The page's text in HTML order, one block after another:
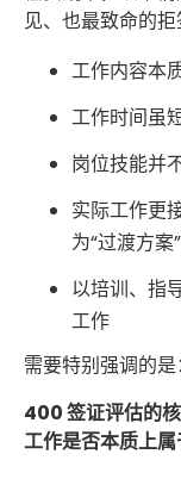
见、也最致命的拒
工作内容本
工作时间虽
岗位技能并
实际工作更
为“过渡方案”
以培训、指
工作
需要特别强调的是：
400 签证评估的
工作是否本质上属